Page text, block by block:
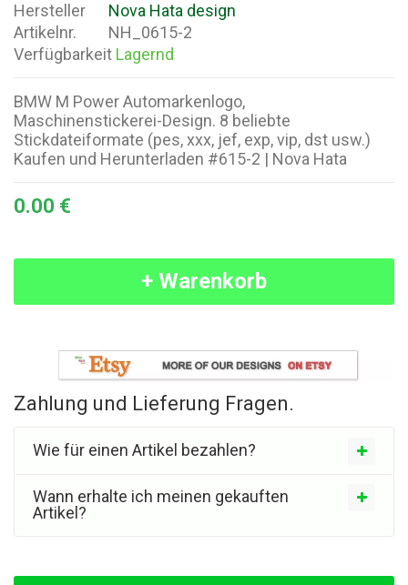
Hersteller
Nova Hata design
Artikelnr.
NH_0615-2
Verfügbarkeit Lagernd
BMW M Power Automarkenlogo,
Maschinenstickerei-Design. 8 beliebte
Stickdateiformate (pes, xxx, jef, exp, vip, dst usw.)
Kaufen und Herunterladen #615-2 | Nova Hata
0.00 €
+ Warenkorb
Zahlung und Lieferung Fragen.
Wie für einen Artikel bezahlen?
Wann erhalte ich meinen gekauften
Artikel?